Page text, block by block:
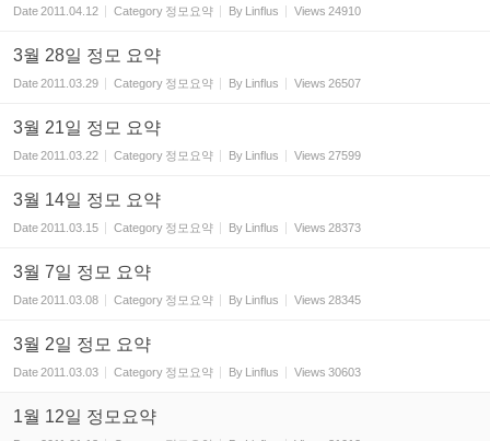
Date2011.04.12 Category 정모요약 By Linflus Views 24910
3월 28일 정모 요약
Date2011.03.29 Category 정모요약 By Linflus Views 26507
3월 21일 정모 요약
Date2011.03.22 Category 정모요약 By Linflus Views 27599
3월 14일 정모 요약
Date2011.03.15 Category 정모요약 By Linflus Views 28373
3월 7일 정모 요약
Date2011.03.08 Category 정모요약 By Linflus Views 28345
3월 2일 정모 요약
Date2011.03.03 Category 정모요약 By Linflus Views 30603
1월 12일 정모요약